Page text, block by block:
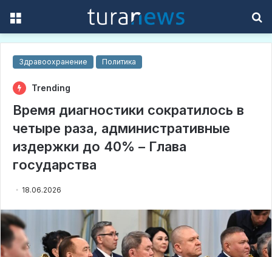
Здравоохранение Политика
Trending
Время диагностики сократилось в
четыре раза, административные
издержки до 40% – Глава
государства
18.06.2026